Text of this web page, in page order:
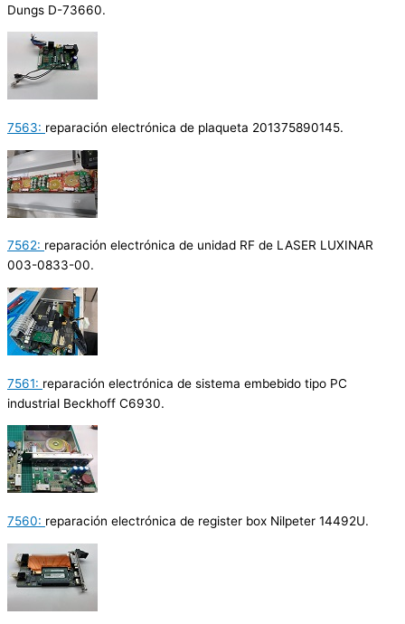
Dungs D-73660.
7563: reparación electrónica de plaqueta 201375890145.
7562: reparación electrónica de unidad RF de LASER LUXINAR
003-0833-00.
7561: reparación electrónica de sistema embebido tipo PC
industrial Beckhoff C6930.
7560: reparación electrónica de register box Nilpeter 14492U.